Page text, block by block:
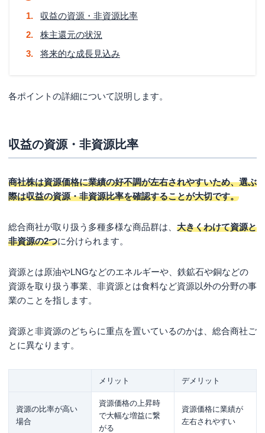
収益の資源・非資源比率
株主還元の状況
将来的な成長見込み
各ポイントの詳細について説明します。
収益の資源・非資源比率
商社株は資源価格に業績の好不調が左右されやすいため、選ぶ
際は収益の資源・非資源比率を確認することが大切です。
総合商社が取り扱う多種多様な商品群は、 大きくわけて資源と
非資源の2つに分けられます。
資源とは原油やLNGなどのエネルギーや、鉄鉱石や銅などの
資源を取り扱う事業、非資源とは食料など資源以外の分野の事
業のことを指します。
資源と非資源のどちらに重点を置いているのかは、総合商社ご
とに異なります。
メリット デメリット
資源の比率が高い
場合
資源価格の上昇時
で大幅な増益に繋
がる
資源価格に業績が
左右されやすい